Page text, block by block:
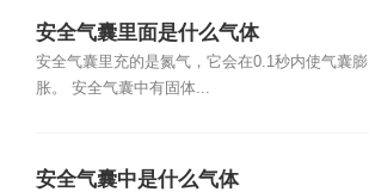
安全气囊里面是什么气体
安全气囊里充的是氮气，它会在0.1秒内使气囊膨
胀。 安全气囊中有固体...
安全气囊中是什么气体